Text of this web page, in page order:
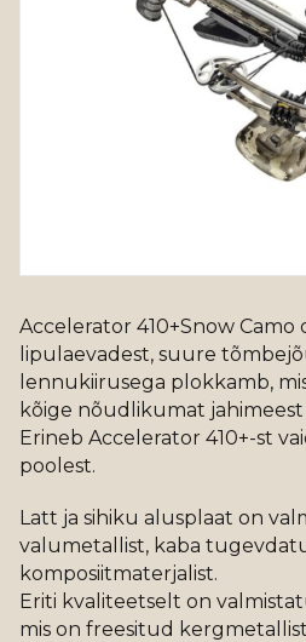
Accelerator 410+Snow
lipulaevadest, suure
lennukiirusega plokkamb,
kõige nõudlikumat jahimeest
Erineb Accelerator 410+-st
poolest.
Latt ja sihiku alusplaat on
valumetallist, kaba
komposiitmaterjalist.
Eriti kvaliteetselt on
mis on freesitud